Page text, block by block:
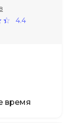
4.4
время